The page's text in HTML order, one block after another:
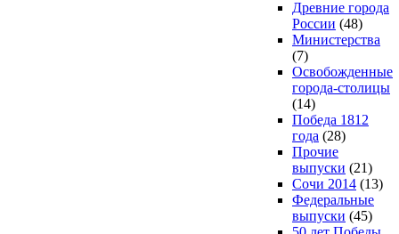
Древние города
России (48)
Министерства
(7)
Освобожденные
города-столицы
(14)
Победа 1812
года (28)
Прочие
выпуски (21)
Сочи 2014 (13)
Федеральные
выпуски (45)